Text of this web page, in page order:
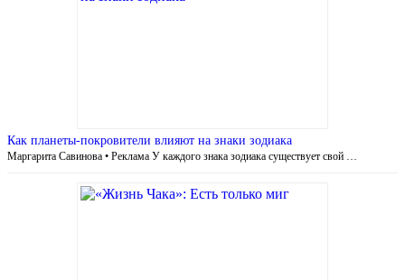
Как планеты-покровители влияют на знаки зодиака
Маргарита Савинова • Реклама У каждого знака зодиака существует свой …